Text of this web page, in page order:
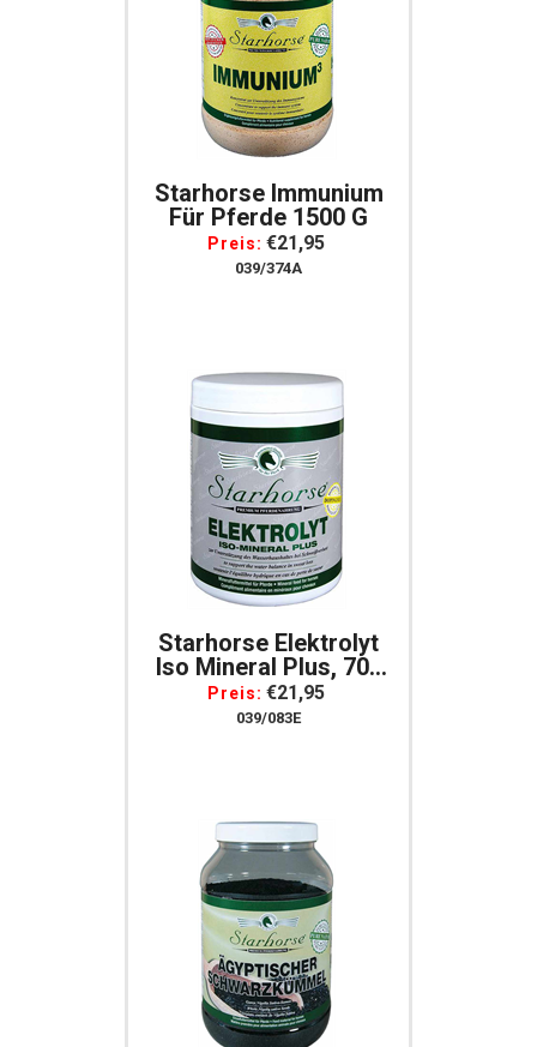
Starhorse Immunium
Für Pferde 1500 G
Preis: €21,95
039/374A
Starhorse Elektrolyt
Iso Mineral Plus, 700
G Für Pferde,
Dopingfrei
Preis: €21,95
039/083E